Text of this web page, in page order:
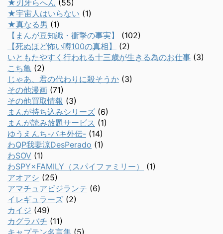
★刃牙らへん (55)
★宇宙人はいらない (1)
★真なる男 (1)
【まんが豆知識・衝撃の事実】
(102)
【死ぬほど怖い噂100の真相】
(2)
いともたやすく行われる十三歳が生きる為のお仕事 (3)
こち亀 (2)
じゃあ、君の代わりに殺そうか (3)
その他漫画 (71)
その他買取情報 (3)
まんが持ち込みシリーズ (6)
まんが読み放題サービス (1)
ゆうえんち-バキ外伝- (14)
わQP我妻涼DesPerado (1)
わSOV (1)
わSPY×FAMILY（スパイファミリー）
(1)
アオアシ (25)
アマチュアビジランテ (6)
イレギュラーズ (2)
カイジ (49)
カグラバチ (11)